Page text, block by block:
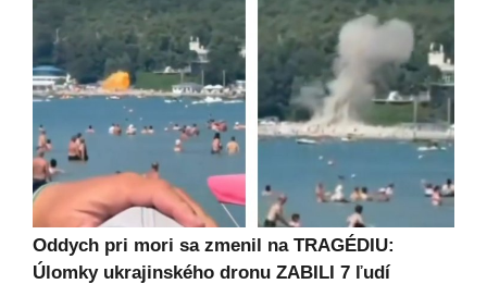
Oddych pri mori sa zmenil na TRAGÉDIU:
Úlomky ukrajinského dronu ZABILI 7 ľudí